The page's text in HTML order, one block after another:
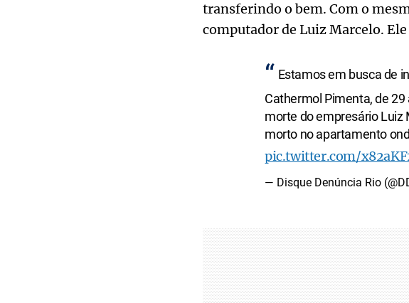
transferindo o bem. Com o
computador de Luiz Marcelo.
Estamos em busca de
Cathermol Pimenta, de
morte do empresário Luiz
morto no apartamento
pic.twitter.com/
— Disque Denúncia Rio